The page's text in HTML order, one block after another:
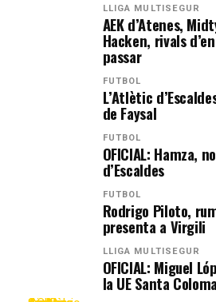
LLIGA MULTISEGUR
AEK d’Atenes,
Hacken, rivals
passar
FUTBOL
L’Atlètic
de Faysal
FUTBOL
OFICIAL: Hamza,
d’Escaldes
FUTBOL
Rodrigo Piloto,
presenta a Virgili
LLIGA MULTISEGUR
OFICIAL: Miguel
la UE Santa Coloma